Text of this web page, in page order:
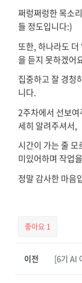
쩌렁쩌렁한 목소
들 정도입니다:)
또한, 하나라도
을 듣지 못하겠어
집중하고 잘 경청
니다.
2주차에서 선보
세히 알려주셔서,
시간이 가는 줄
미있어하며 작업
정말 감사한 마음
좋아요 1
이전 [6기 AI